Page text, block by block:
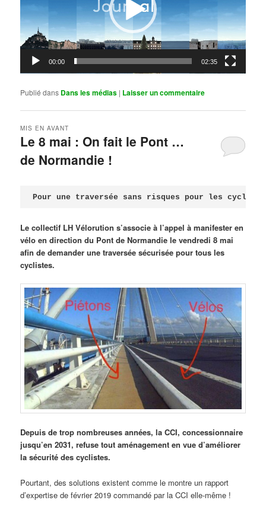
00:00 02:35
Publié dans Dans les médias | Laisser un commentaire
Le 8 mai : On fait le Pont …
de Normandie !
MIS EN AVANT
Pour une traversée sans risques pour les
Le collectif LH Vélorution s’associe à l’appel à manifester en
vélo en direction du Pont de Normandie le vendredi 8 mai
afin de demander une traversée sécurisée pour tous les
cyclistes.
Depuis de trop nombreuses années, la CCI, concessionnaire
jusqu’en 2031, refuse tout aménagement en vue d’améliorer
la sécurité des cyclistes.
Pourtant, des solutions existent comme le montre un rapport
d’expertise de février 2019 commandé par la CCI elle-même !